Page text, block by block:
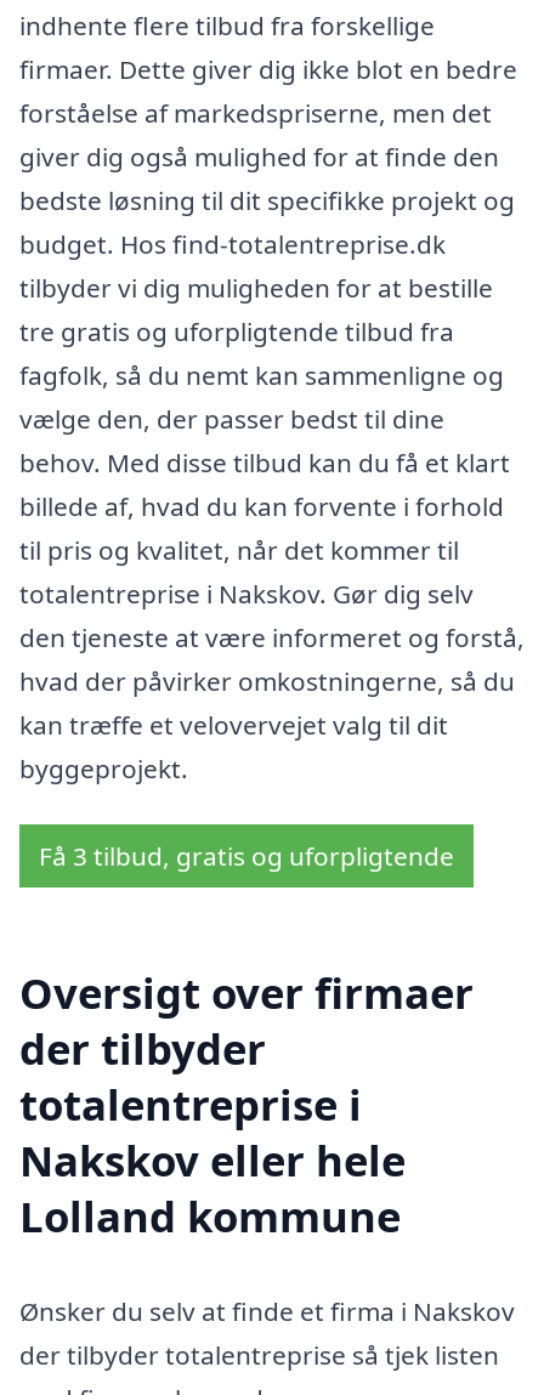
indhente flere tilbud fra forskellige
firmaer. Dette giver dig ikke blot en bedre
forståelse af markedspriserne, men det
giver dig også mulighed for at finde den
bedste løsning til dit specifikke projekt og
budget. Hos find-totalentreprise.dk
tilbyder vi dig muligheden for at bestille
tre gratis og uforpligtende tilbud fra
fagfolk, så du nemt kan sammenligne og
vælge den, der passer bedst til dine
behov. Med disse tilbud kan du få et klart
billede af, hvad du kan forvente i forhold
til pris og kvalitet, når det kommer til
totalentreprise i Nakskov. Gør dig selv
den tjeneste at være informeret og forstå,
hvad der påvirker omkostningerne, så du
kan træffe et velovervejet valg til dit
byggeprojekt.
Få 3 tilbud, gratis og uforpligtende
Oversigt over firmaer
der tilbyder
totalentreprise i
Nakskov eller hele
Lolland kommune
Ønsker du selv at finde et firma i Nakskov
der tilbyder totalentreprise så tjek listen